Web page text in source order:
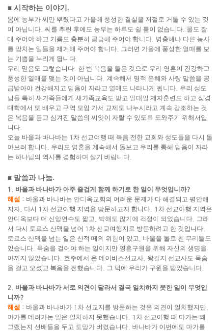
■ 시작하는 이야기 .
봄에 농부가 씨만 뿌렸다고 가을에 풍성한 결실을 저절로 거둘 수 있는 것
이 아닙니다 씨를 뿌린 후에도 농부는 하루도 쉴 틈이 없습니다 물도 잘
대 주어야 하고 거름도 충분히 공급해 주어야 합니다 병충해나 다른 농사
를 망치는 일들을 제거해 주어야 합니다 그러면 가을에 풍성한 열매를 보
는 기쁨을 누리게 됩니다
우리 믿음도 그렇습니다 한 번 복음을 들은 것으로 우리 영혼이 건강하고
풍성한 열매를 맺는 것이 아닙니다 계속해서 영적 은혜와 사랑 말씀을 공
급받아야 건강해지고 믿음이 자라고 열매도 나타나게 됩니다 우리 성도
님들 특히 새가족들에게 새가족교육도 받고 일대일 제자훈련도 하고 성경
대학에서 또 배우고 구역 모임 가서 교제도 나누시라고 계속 강조하는 것
은 복음을 듣고 심겨진 말씀의 씨앗이 자랄 수 있도록 도와주기 위해서입
니다
오늘 바울과 바나바는 1 차 선교여행 때 복음 전한 교회와 성도들을 다시 돌
아보려 합니다 우리도 영혼을 계속해서 돌보고 우리를 통해 믿음이 자라
는 하나님의 역사를 경험하며 살기 바랍니다
■ 말씀과 나눔.
1. 바울과 바나바가 아주 즐겁게 함께 하기로 한 일이 무엇입니까?
해설 : 바울과 바나바는 안디옥교회의 어려운 문제가 다 해결되고 평안해
지자 다시 1 차 선교여행 지역을 방문하고자 합니다 . 1 차 선교여행 지역은
안디옥보다 더 신앙연수도 짧고
박해도 많기에 걱정이 되었습니다 그래
서 다시 토르스 산맥을 넘어 1 차 선교여행지로 방문하려고 한 것입니다
토르스 산맥을 넘는 일은 산적 떼의 위험이 있고
바울을 돌로 친 무리들도
있습니다 목숨을 걸어야 하는 일이지만 영혼구원을 위해 자신의 생명을
아끼지 않았습니다 호주에서 온 데이비스선교사 왕길지 선교사도 목숨
을 걸고 오셨고 복음을 전했습니다 그 덕에 우리가 구원을 받았습니다
2. 바울과 바나바가 서로 의견이 달라서 결국 일치하지 못한 일이 무엇입
니까?
해설 : 바울과 바나바가 1 차 선교지를 방문하는 것은 의견이 일치했지만
마가를 데려가는 일은 일치하지 못했습니다 . 1 차 선교여행 때 마가는 왜
그랬는지 선배들을 두고 도망가 버렸습니다 바나바가 이번에도 마가를